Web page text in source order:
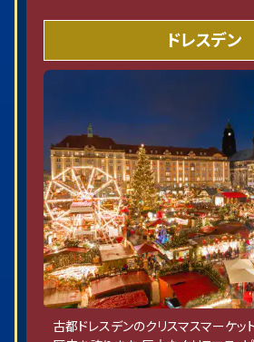
ドレスデン
古都ドレスデンのクリスマスマーケッ